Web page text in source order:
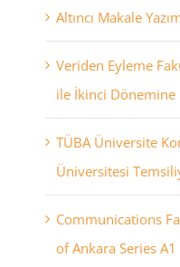
Altıncı Makale
Veriden Eyleme
ile İkinci Dönemine
TÜBA Üniversite
Üniversitesi
Communications
of Ankara Series